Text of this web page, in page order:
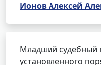
Ионов Алексей
Младший судебный
установленного